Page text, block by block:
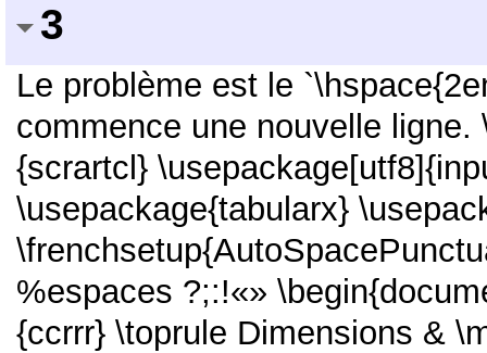
3
Le problème est le
commence une nouvelle
{scrartcl}
\usepackage{tabularx}
%espaces ?;:!«»
{ccrrr} \toprule Dimensions &